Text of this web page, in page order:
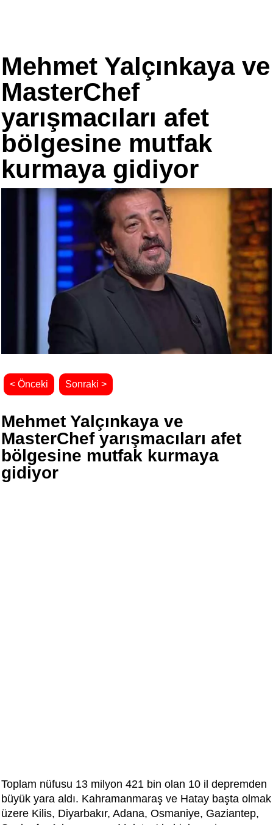
Mehmet Yalçınkaya ve
MasterChef
yarışmacıları afet
bölgesine mutfak
kurmaya gidiyor
< Önceki Sonraki >
Mehmet Yalçınkaya ve
MasterChef yarışmacıları afet
bölgesine mutfak kurmaya
gidiyor
Toplam nüfusu 13 milyon 421 bin olan 10 il depremden
büyük yara aldı. Kahramanmaraş ve Hatay başta olmak
üzere Kilis, Diyarbakır, Adana, Osmaniye, Gaziantep,